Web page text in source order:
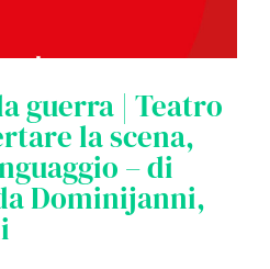
guerra | Teatro
la scena,
– di
Dominijanni,